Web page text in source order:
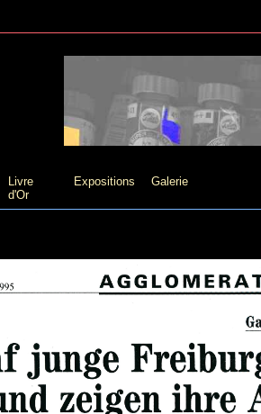
Livre
d'Or
Expositions Galerie